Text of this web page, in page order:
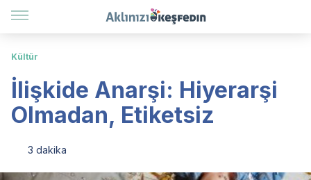
Kültür
İlişkide Anarşi: Hiyerarşi
Olmadan, Etiketsiz
3 dakika